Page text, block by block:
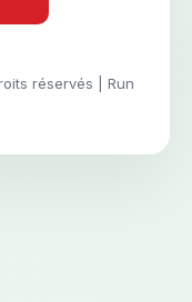
réservés | Run